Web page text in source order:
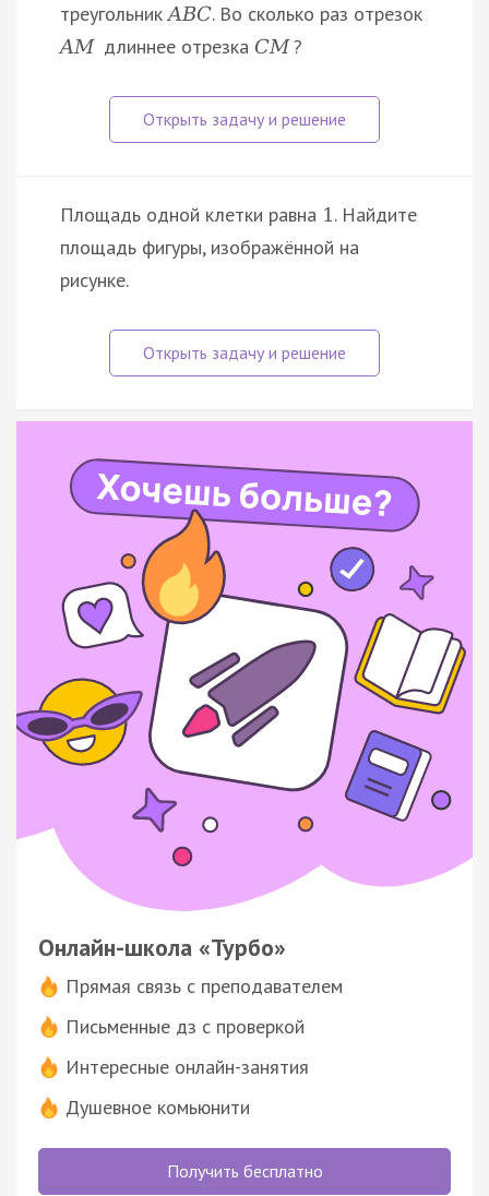
треугольникABC. Во сколько раз отрезок
AM длиннее отрезка CM?
Площадь одной клетки равна 1 . Найдите
площадь фигуры, изображённой на
рисунке.
Онлайн-школа «Турбо»
Прямая связь с преподавателем
Письменные дз с проверкой
Интересные онлайн-занятия
Душевное комьюнити
Получить бесплатно